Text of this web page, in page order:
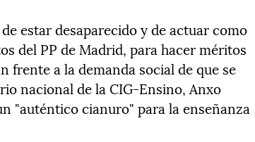
estar desaparecido y de actuar como
del PP de Madrid, para hacer méritos
frente a la demanda social de que se
nacional de la CIG-Ensino, Anxo
"auténtico cianuro" para la enseñanza